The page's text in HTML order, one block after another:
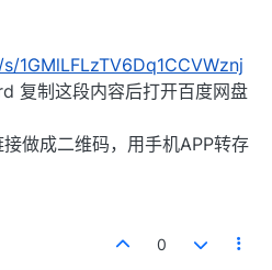
1GMlLFLzTV6Dq1CCVWznj
复制这段内容后打开百度网盘
做成二维码，用手机APP转存
0